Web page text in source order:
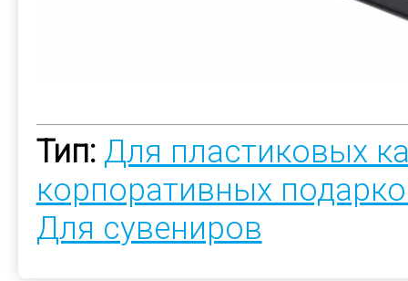
Тип: Для пластиковых
корпоративных
Для сувениров